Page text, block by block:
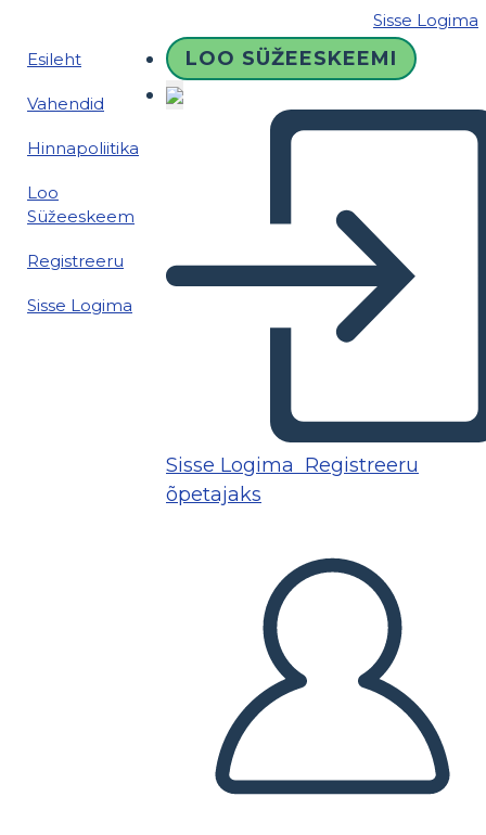
Sisse Logima
Esileht
Vahendid
Hinnapoliitika
Loo
Süžeeskeem
Registreeru
Sisse Logima
LOO SÜŽEESKEEMI
Sisse Logima Registreeru
õpetajaks